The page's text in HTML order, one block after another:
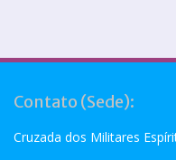
Contato (Sede):
Cruzada dos Militares